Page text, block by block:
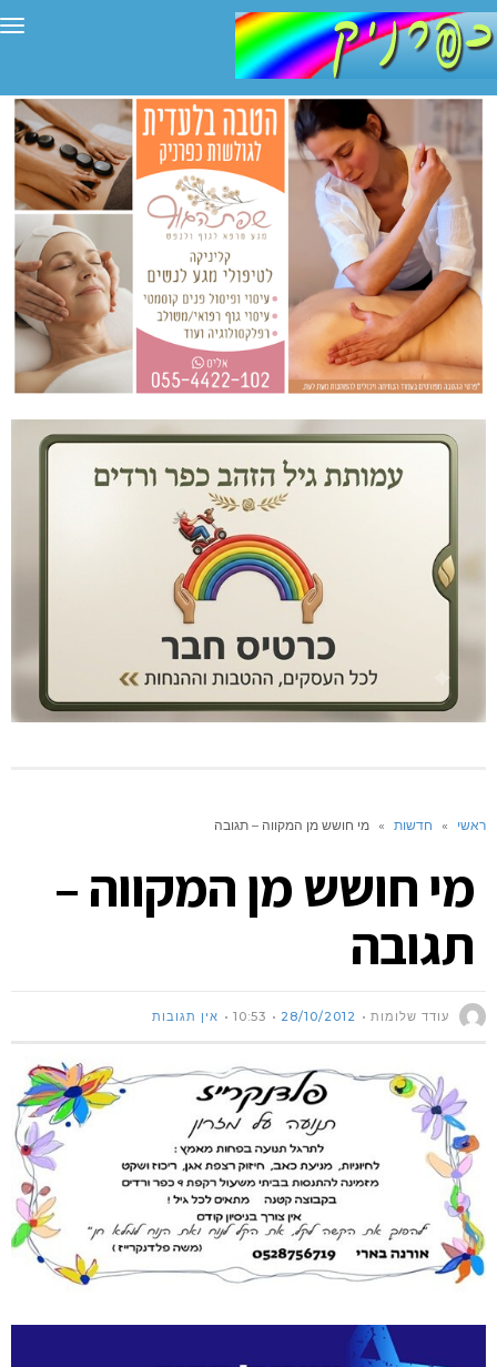
תפריט
חדשות מי חושש מן המקווה – תגובה
חושש מן המקווה –
שלומות 28/10/2012
10:53 אין תגובות